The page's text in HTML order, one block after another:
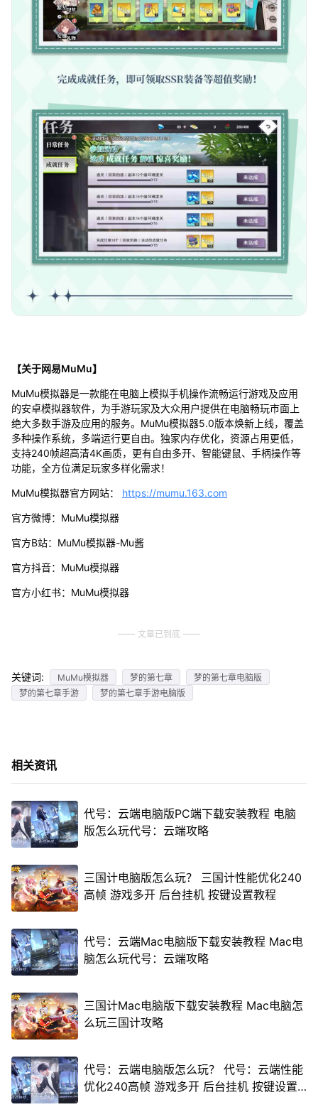
【关于网易MuMu】
MuMu模拟器是一款能在电脑上模拟手机操作流畅运行游戏及应用
的安卓模拟器软件，为手游玩家及大众用户提供在电脑畅玩市面上
绝大多数手游及应用的服务。MuMu模拟器5.0版本焕新上线，覆盖
多种操作系统，多端运行更自由。独家内存优化，资源占用更低，
支持240帧超高清4K画质，更有自由多开、智能键鼠、手柄操作等
功能，全方位满足玩家多样化需求！
MuMu模拟器官方网站： https://mumu.163.com
官方微博：MuMu模拟器
官方B站：MuMu模拟器-Mu酱
官方抖音：MuMu模拟器
官方小红书：MuMu模拟器
文章已到底
关键词: MuMu模拟器 梦的第七章
梦的第七章电脑版
梦的第七章手游
梦的第七章手游电脑版
相关资讯
代号：云端电脑版PC端下载安装教程 电脑
版怎么玩代号：云端攻略
三国计电脑版怎么玩？ 三国计性能优化240
高帧 游戏多开 后台挂机 按键设置教程
代号：云端Mac电脑版下载安装教程 Mac电
脑怎么玩代号：云端攻略
三国计Mac电脑版下载安装教程 Mac电脑怎
么玩三国计攻略
代号：云端电脑版怎么玩？ 代号：云端性能
优化240高帧 游戏多开 后台挂机 按键设置